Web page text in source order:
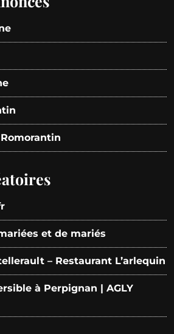
et de mariés
– Restaurant L’arlequin
à Perpignan | AGLY